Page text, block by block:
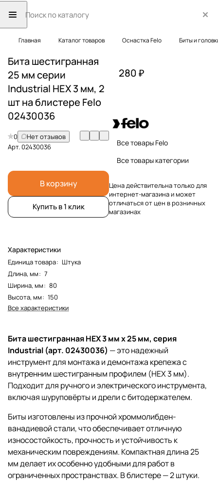
Главная Каталог товаров Оснастка Felo Биты и
Бита шестигранная
25 мм серии
Industrial HEX 3 мм, 2
шт на блистере Felo
02430036
0
Нет отзывов
Арт.02430036
В корзину
Купить в 1 клик
Характеристики
Единица товара: Штука
Длина, мм: 7
Ширина, мм: 80
Высота, мм: 150
Все характеристики
280 ₽
Все товары Felo
Все товары категории
Цена действительна только для
интернет-магазина и может
отличаться от цен в розничных
магазинах
Бита шестигранная HEX 3 мм x 25 мм, серия
Industrial (арт. 02430036) — это надежный
инструмент для монтажа и демонтажа крепежа с
внутренним шестигранным профилем (HEX 3 мм).
Подходит для ручного и электрического инструмента,
включая шуруповёрты и дрели с битодержателем.
Биты изготовлены из прочной хроммолибден-
ванадиевой стали, что обеспечивает отличную
износостойкость, прочность и устойчивость к
механическим повреждениям. Компактная длина 25
мм делает их особенно удобными для работ в
ограниченных пространствах. В блистере — 2 штуки.